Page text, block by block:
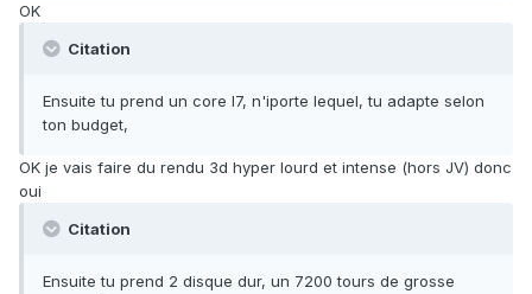
OK
Citation
Ensuite tu prend un core I7, n'iporte lequel, tu adapte selon
ton budget,
OK je vais faire du rendu 3d hyper lourd et intense (hors JV) donc
oui
Citation
Ensuite tu prend 2 disque dur, un 7200 tours de grosse